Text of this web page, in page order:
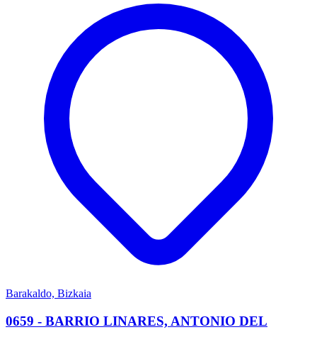
Barakaldo, Bizkaia
0659 - BARRIO LINARES, ANTONIO DEL